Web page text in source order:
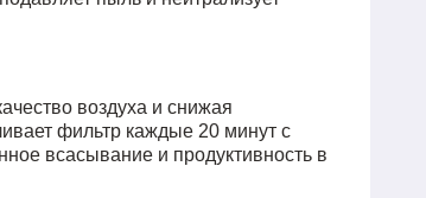
воздуха и снижая
фильтр каждые 20 минут с
всасывание и продуктивность в